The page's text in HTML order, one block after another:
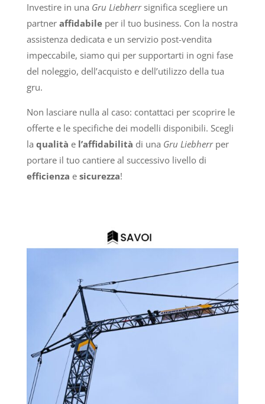
Investire in una Gru Liebherrsignifica scegliere un
partner affidabile per il tuo business. Con la nostra
assistenza dedicata e un servizio post-vendita
impeccabile, siamo qui per supportarti in ogni fase
del noleggio, dell’acquisto e dell’utilizzo della tua
gru.
Non lasciare nulla al caso: contattaci per scoprire le
offerte e le specifiche dei modelli disponibili. Scegli
la qualità e l’affidabilità di una Gru Liebherrper
portare il tuo cantiere al successivo livello di
efficienza e sicurezza!